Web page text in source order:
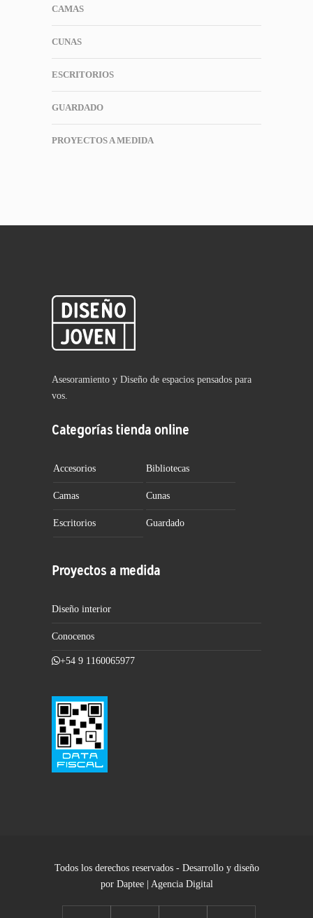
CAMAS
CUNAS
ESCRITORIOS
GUARDADO
PROYECTOS A MEDIDA
Asesoramiento y Diseño de espacios pensados para
vos.
Categorías tienda online
Accesorios Bibliotecas
Camas Cunas
Escritorios Guardado
Proyectos a medida
Diseño interior
Conocenos
+54 9 1160065977
Todos los derechos reservados - Desarrollo y diseño
por Daptee | Agencia Digital